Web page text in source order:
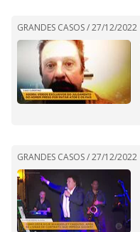
GRANDES CASOS /27/12/2022
GRANDES CASOS /27/12/2022